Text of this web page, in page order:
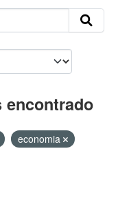
encontrado
economia